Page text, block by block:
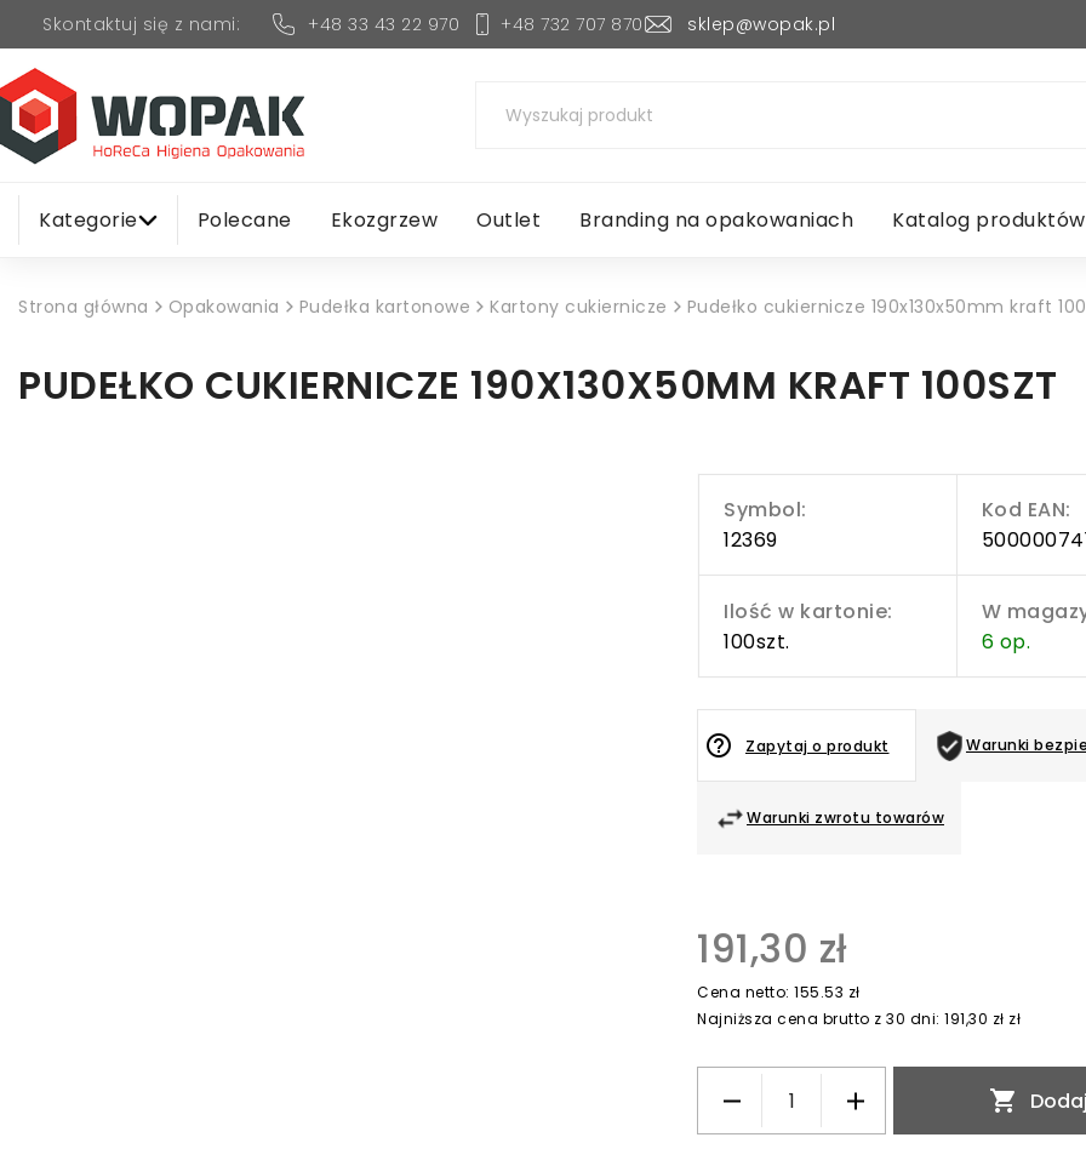
Skontaktuj się z nami: +48 33 43 22 970 +48 732 707 870 sklep@wopak.pl
Kategorie Polecane Ekozgrzew Outlet Branding na opakowaniach Katalog produktów
Strona główna Opakowania Pudełka kartonowe Kartony cukiernicze Pudełko cukiernicze 190x130x50mm kraft
PUDEŁKO CUKIERNICZE 190X130X50MM KRAFT 100SZT
Symbol:
12369
Kod EAN:
Ilość w kartonie:
100szt.
W
6 op.
Warunki
Warunki zwrotu towarów
help_outline Zapytaj o produkt
191,30 zł
Cena netto: 155.53 zł
Najniższa cena brutto z 30 dni: 191,30 zł zł
